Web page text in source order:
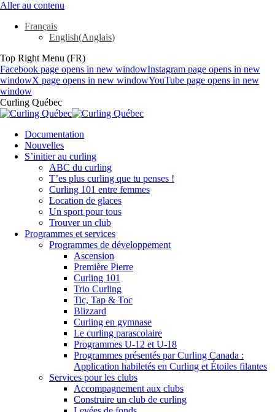
Aller au contenu
Français
English(Anglais)
Top Right Menu (FR)
Facebook page opens in new windowInstagram page opens in new
windowX page opens in new windowYouTube page opens in new
window
Curling Québec
Documentation
Nouvelles
S’initier au curling
ABC du curling
T’es plus curling que tu penses !
Curling 101 entre femmes
Location de glaces
Un sport pour tous
Trouver un club
Programmes et services
Programmes de développement
Ascension
Première Pierre
Curling 101
Trio Curling
Tic, Tap & Toc
Blizzard
Curling en gymnase
Le curling parascolaire
Programmes U-12 et U-18
Programmes présentés par Curling Canada :
Application habiletés en Curling et Étoiles filantes
Services pour les clubs
Accompagnement aux clubs
Construire un club de curling